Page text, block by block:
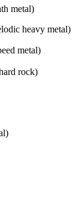
metal)
heavy metal)
metal)
rock)